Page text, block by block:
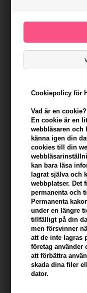
Cookiepolicy för
Vad är en cookie?
En cookie är en
webbläsaren och
känna igen din
cookies till din
kan bara läsa
lagrat själva och
webbplatser. Det
permanenta och
Permanenta
under en längre
tillfälligt på din
men försvinner
att de inte lagras
företag använder
att förbättra
skada dina filer
dator.
OSIS+ Session
Varumärken» Osis+
339,00SEK
+